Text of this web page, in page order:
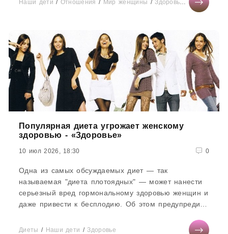
Наши дети / Отношения / Мир женщины /Здоровье /СТАТЬИ
Популярная диета угрожает женскому
здоровью - «Здоровье»
10 июл 2026, 18:30 0
Одна из самых обсуждаемых диет — так
называемая "диета плотоядных" — может нанести
серьезный вред гормональному здоровью женщин и
даже привести к бесплодию. Об этом предупредил
Диеты / Наши дети /Здоровье